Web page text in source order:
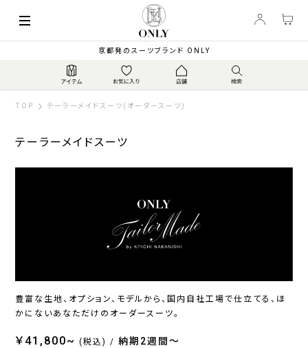
京都発のスーツブランド ONLY
TOP テーラーメイドスーツ(オーダースーツ)
テーラーメイドスーツ
豊富な生地、オプション、モデルから、国内自社工場で仕立てる、 ほ
かにないあなただけのオーダースーツ。
￥41,800~ (税込) / 納期2週間〜
ジ
ャ
ジ
ス
ト
ッ
ト
ラ
ラ
キーワード